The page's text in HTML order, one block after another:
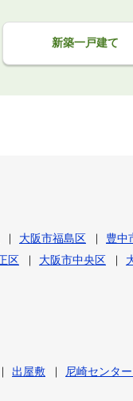
新築一戸建て
大阪市福島区 豊中
区 大阪市中央区
出屋敷 尼崎センタ